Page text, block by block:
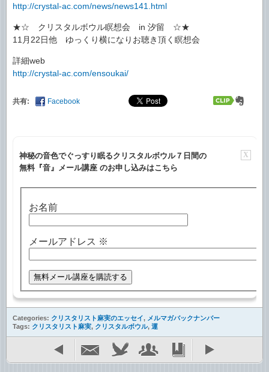
http://crystal-ac.com/news/news141.html
★☆ クリスタルボウル瞑想会 in 汐留 ☆★
11月22日他 ゆっくり横になりお聴き頂く瞑想会
詳細web
http://crystal-ac.com/ensoukai/
共有: Facebook
X
神秘の音色でぐっすり眠るクリスタルボウル７日間の
無料『音』メール講座 のお申し込みはこちら
お名前
メールアドレス ※
Categories: クリスタリスト麻実のエッセイ, メルマガバックナンバー
Tags: クリスタリスト麻実, クリスタルボウル, 運